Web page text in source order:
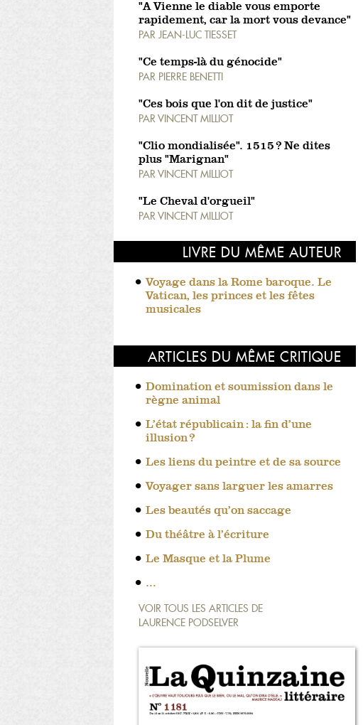
"A Vienne le diable vous emporte
rapidement, car la mort vous devance"
PAR JEAN-LUC TIESSET
"Ce temps-là du génocide"
PAR PIERRE BENETTI
"Ces bois que l'on dit de justice"
PARVINCENT MILLIOT
"Clio mondialisée". 1515 ? Ne dites
plus "Marignan"
PARVINCENT MILLIOT
"Le Cheval d'orgueil"
PARVINCENT MILLIOT
LIVRE DU MÊME AUTEUR
Voyage dans la Rome baroque. Le
Vatican, les princes et les fêtes
musicales
ARTICLES DU MÊME CRITIQUE
Domination et soumission dans le
règne animal
L’état républicain : la fin d’une
illusion ?
Les liens du peintre et de sa source
Voyager sans larguer les amarres
Les beautés qu’on saccage
Du théâtre à l’écriture
Le Masque et la Plume
…
VOIR TOUS LES ARTICLES DE
LAURENCE PODSELVER